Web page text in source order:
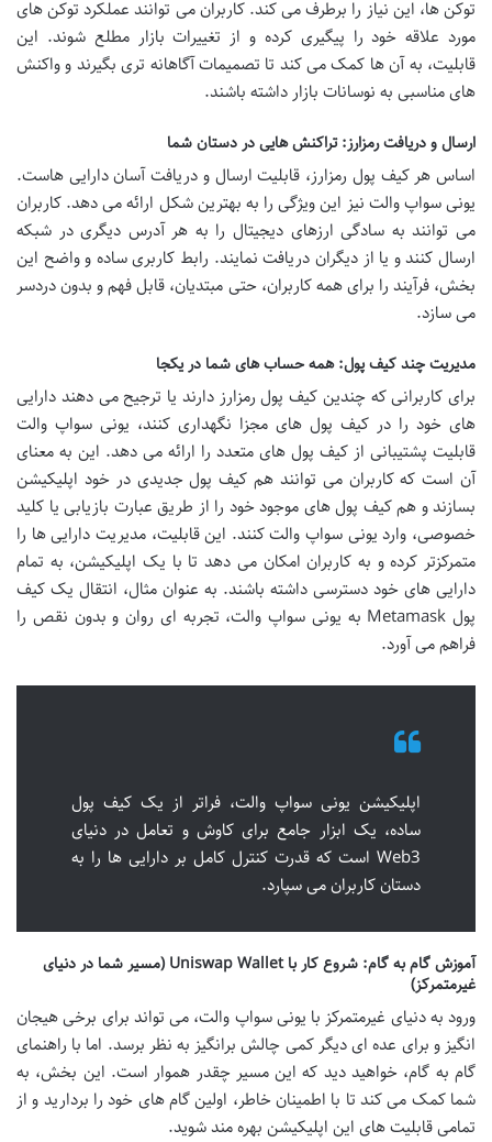
توکن ها، این نیاز را برطرف می کند. کاربران می توانند عملکرد توکن های
مورد علاقه خود را پیگیری کرده و از تغییرات بازار مطلع شوند. این
قابلیت، به آن ها کمک می کند تا تصمیمات آگاهانه تری بگیرند و واکنش
های مناسبی به نوسانات بازار داشته باشند.
ارسال و دریافت رمزارز: تراکنش هایی در دستان شما
اساس هر کیف پول رمزارز، قابلیت ارسال و دریافت آسان دارایی هاست.
یونی سواپ والت نیز این ویژگی را به بهترین شکل ارائه می دهد. کاربران
می توانند به سادگی ارزهای دیجیتال را به هر آدرس دیگری در شبکه
ارسال کنند و یا از دیگران دریافت نمایند. رابط کاربری ساده و واضح این
بخش، فرآیند را برای همه کاربران، حتی مبتدیان، قابل فهم و بدون دردسر
می سازد.
مدیریت چند کیف پول: همه حساب های شما در یکجا
برای کاربرانی که چندین کیف پول رمزارز دارند یا ترجیح می دهند دارایی
های خود را در کیف پول های مجزا نگهداری کنند، یونی سواپ والت
قابلیت پشتیبانی از کیف پول های متعدد را ارائه می دهد. این به معنای
آن است که کاربران می توانند هم کیف پول جدیدی در خود اپلیکیشن
بسازند و هم کیف پول های موجود خود را از طریق عبارت بازیابی یا کلید
خصوصی، وارد یونی سواپ والت کنند. این قابلیت، مدیریت دارایی ها را
متمرکزتر کرده و به کاربران امکان می دهد تا با یک اپلیکیشن، به تمام
دارایی های خود دسترسی داشته باشند. به عنوان مثال، انتقال یک کیف
پول Metamask به یونی سواپ والت، تجربه ای روان و بدون نقص را
فراهم می آورد.
اپلیکیشن یونی سواپ والت، فراتر از یک کیف پول
ساده، یک ابزار جامع برای کاوش و تعامل در دنیای
Web3 است که قدرت کنترل کامل بر دارایی ها را به
دستان کاربران می سپارد.
آموزش گام به گام: شروع کار با Uniswap Wallet (مسیر شما در دنیای
غیرمتمرکز)
ورود به دنیای غیرمتمرکز با یونی سواپ والت، می تواند برای برخی هیجان
انگیز و برای عده ای دیگر کمی چالش برانگیز به نظر برسد. اما با راهنمای
گام به گام، خواهید دید که این مسیر چقدر هموار است. این بخش، به
شما کمک می کند تا با اطمینان خاطر، اولین گام های خود را بردارید و از
تمامی قابلیت های این اپلیکیشن بهره مند شوید.